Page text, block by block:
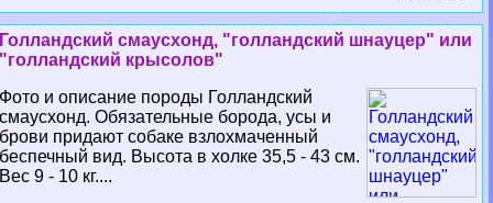
Голландский смаусхонд, "голландский шнауцер" или
"голландский крысолов"
Фото и описание породы Голландский
смаусхонд. Обязательные борода, усы и
брови придают собаке взлохмаченный
беспечный вид. Высота в холке 35,5 - 43 см.
Вес 9 - 10 кг....